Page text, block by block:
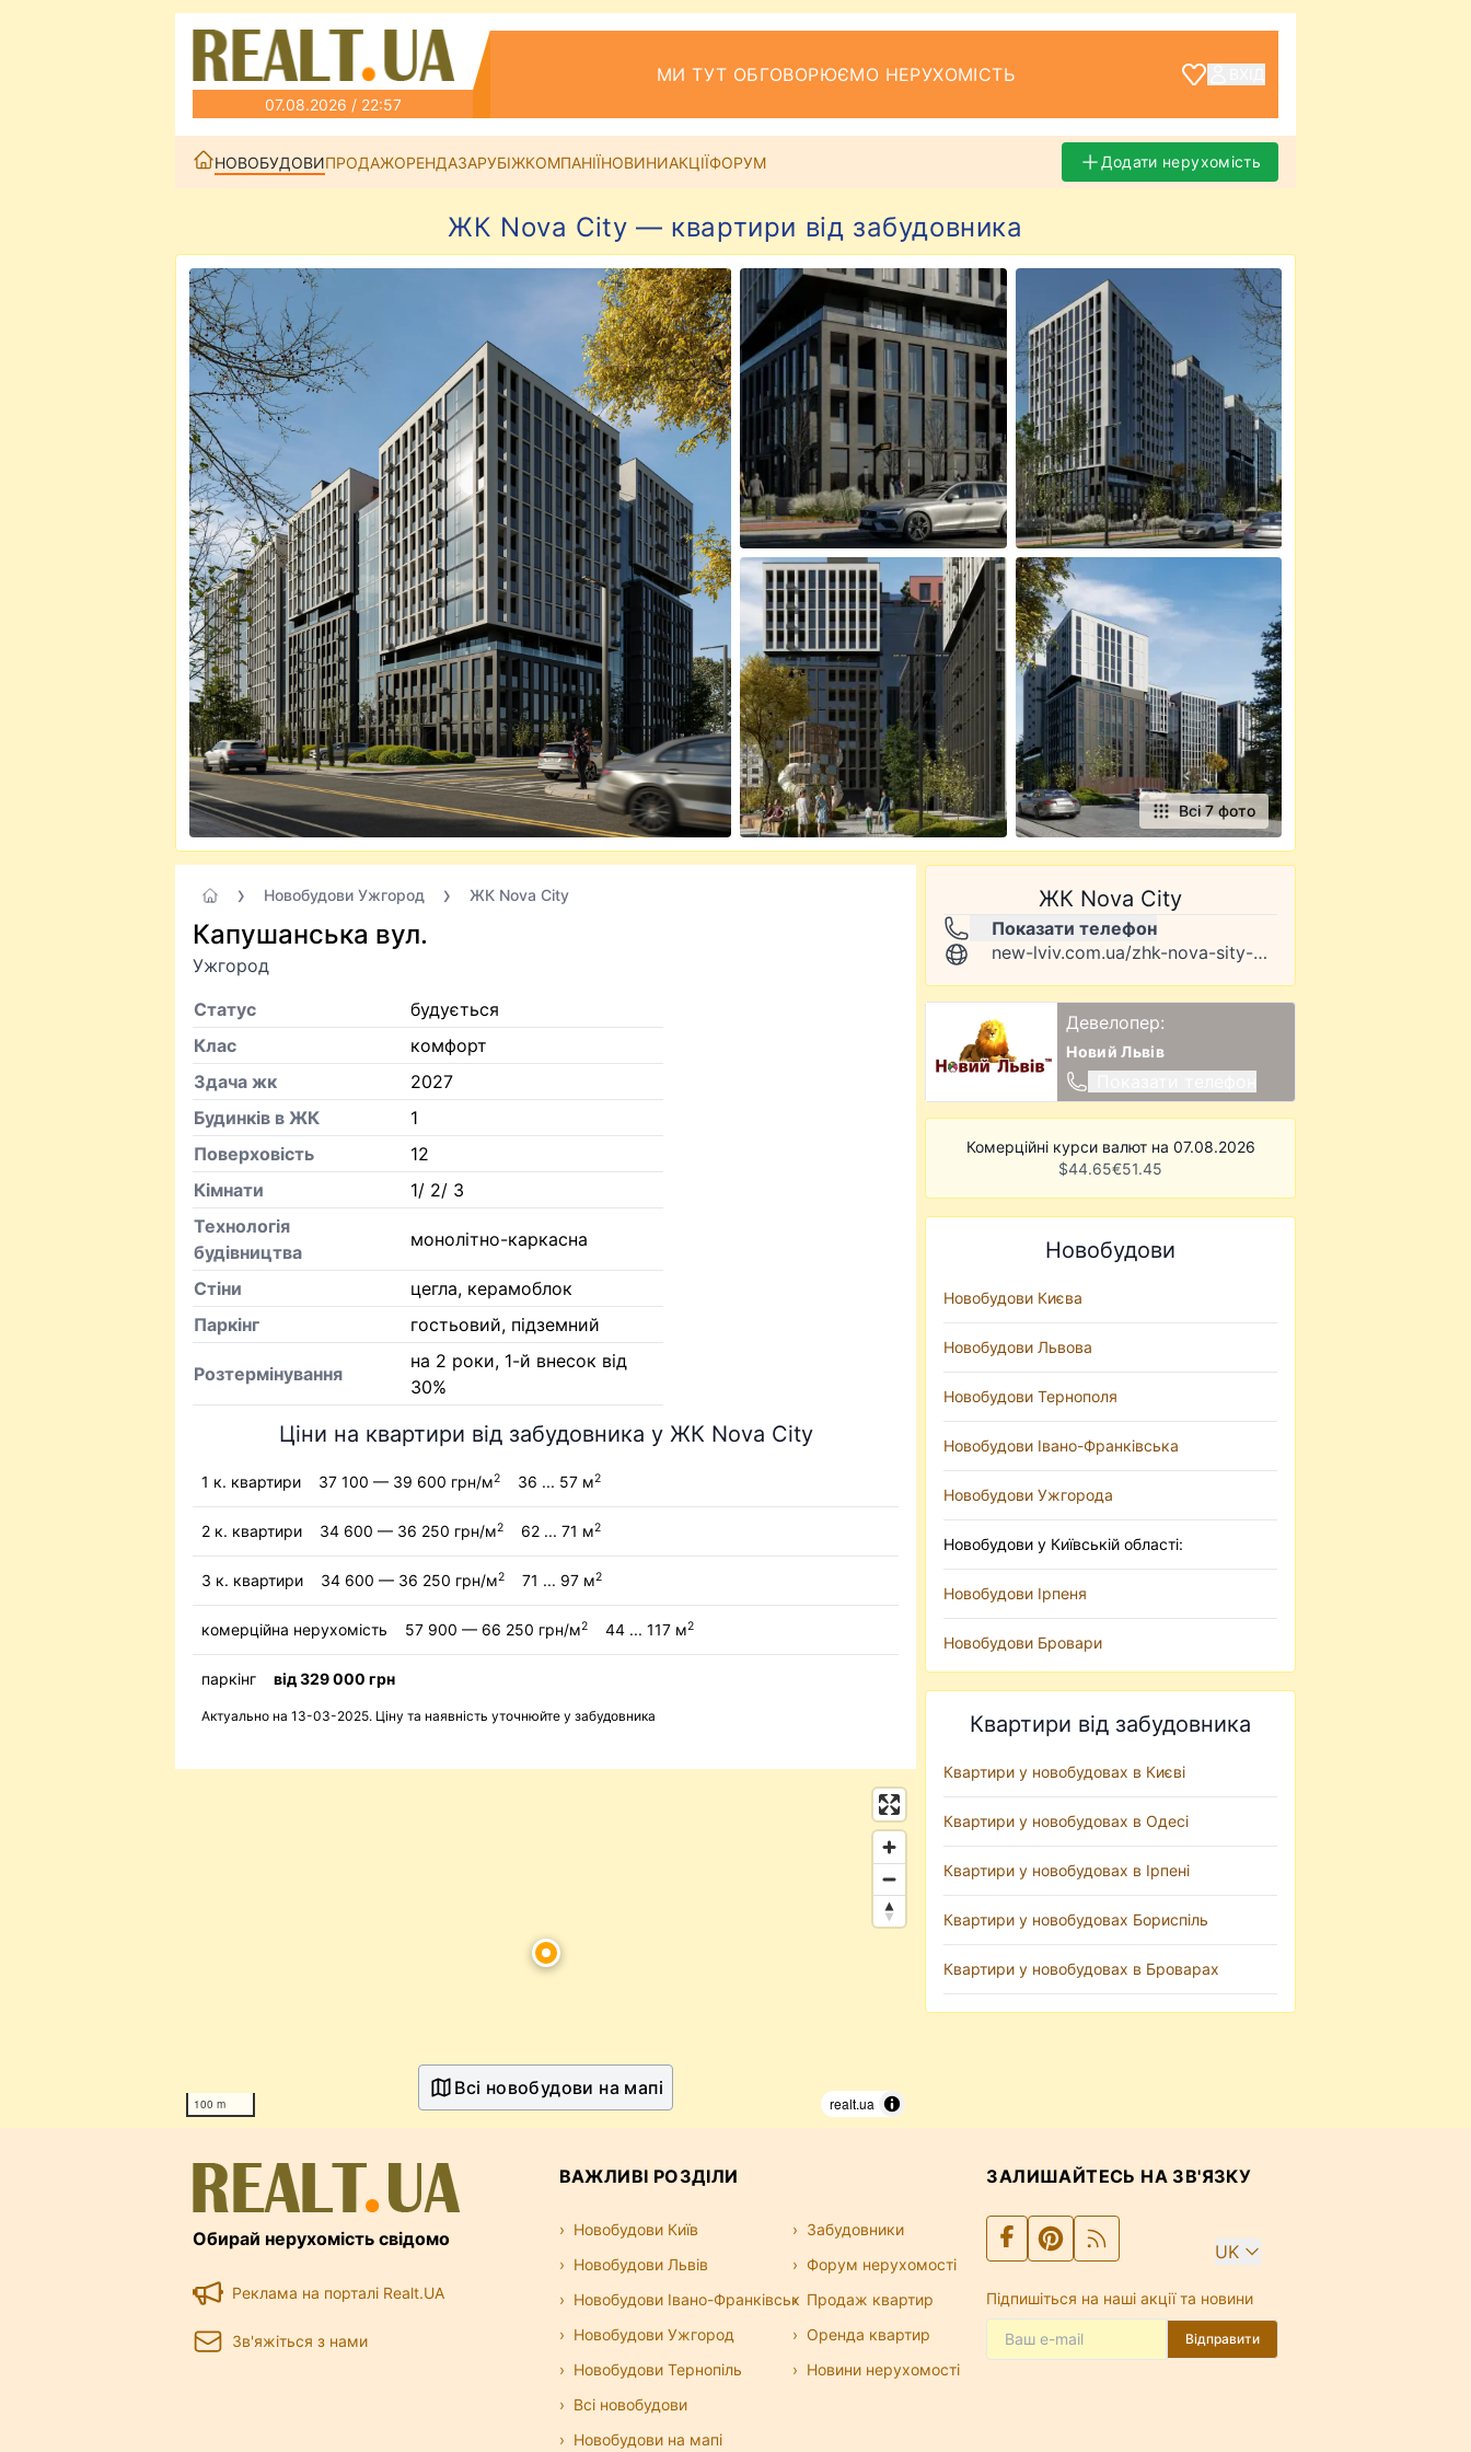
07.08.2026 / 22:57
МИ ТУТ ОБГОВОРЮЄМО НЕРУХОМІСТЬ
НОВОБУДОВИПРОДАЖОРЕНДАЗАРУБІЖКОМПАНІЇНОВИНИАКЦІЇФОРУМ Додати нерухомість
ЖК Nova City — квартири від забудовника
Всі 7 фото
Новобудови Ужгород ЖК Nova City
Капушанська вул.
Ужгород
Статус
будується
Клас
комфорт
Здача жк
2027
Будинків в ЖК
1
Поверховість
12
Кiмнати
1/ 2/ 3
Технологія
будівництва
монолітно-каркасна
Стіни
цегла, керамоблок
Паркінг
гостьовий, підземний
Розтермінування
на 2 роки, 1-й внесок від
30%
Ціни на квартири від забудовника у ЖК Nova City
1 к. квартири 37 100 — 39 600 грн/м2 36 ... 57 м2
2 к. квартири 34 600 — 36 250 грн/м2 62 ... 71 м2
3 к. квартири 34 600 — 36 250 грн/м2 71 ... 97 м2
комерційна нерухомість 57 900 — 66 250 грн/м2 44 ... 117 м2
паркінг від 329 000 грн
Актуально на 13-03-2025. Ціну та наявність уточнюйте у забудовника
100 m realt.ua
Всі новобудови на мапі
ЖК Nova City
Показати телефон
new-lviv.com.ua/zhk-nova-sity-m-uzhgorod-vul-kapushanska-145e
Девелопер:
Новий Львів
Комерційні курси валют на 07.08.2026
$44.65€51.45
Новобудови
Новобудови Києва
Новобудови Львова
Новобудови Тернополя
Новобудови Івано-Франківська
Новобудови Ужгорода
Новобудови у Київській області:
Новобудови Ірпеня
Новобудови Бровари
Квартири від забудовника
Квартири у новобудовах в Києві
Квартири у новобудовах в Одесі
Квартири у новобудовах в Ірпені
Квартири у новобудовах Бориспіль
Квартири у новобудовах в Броварах
Обирай нерухомість свідомо
Реклама на порталі Realt.UA
Зв'яжіться з нами
ВАЖЛИВІ РОЗДІЛИ
Новобудови Київ
Новобудови Львів
Новобудови Івано-Франківськ
Новобудови Ужгород
Новобудови Тернопіль
Всі новобудови
Новобудови на мапі
Забудовники
Форум нерухомості
Продаж квартир
Оренда квартир
Новини нерухомості
ЗАЛИШАЙТЕСЬ НА ЗВ'ЯЗКУ
UK
Підпишіться на наші акції та новини
Відправити